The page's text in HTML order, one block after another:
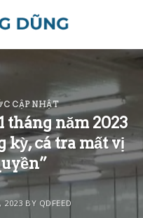
CẬP NHẬT
tháng năm 2023
kỳ, cá tra mất vị
2023 BY QDFEED